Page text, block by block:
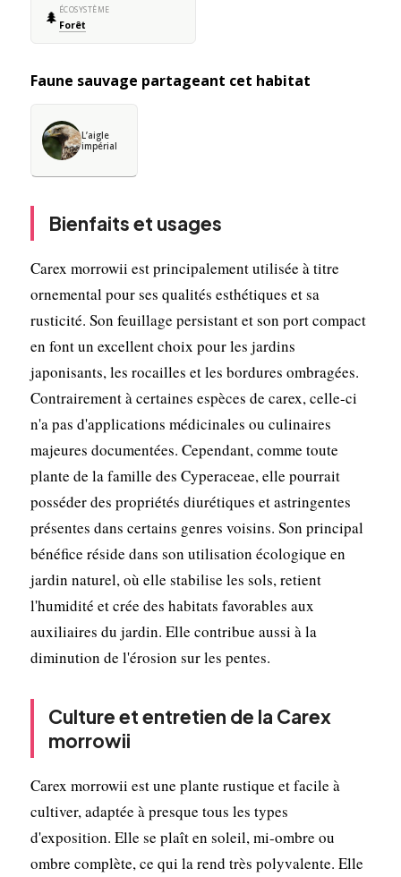
🌲 ÉCOSYSTÈME
Forêt
Faune sauvage partageant cet habitat
L’aigle
impérial
Bienfaits et usages
Carex morrowii est principalement utilisée à titre
ornemental pour ses qualités esthétiques et sa
rusticité. Son feuillage persistant et son port compact
en font un excellent choix pour les jardins
japonisants, les rocailles et les bordures ombragées.
Contrairement à certaines espèces de carex, celle-ci
n'a pas d'applications médicinales ou culinaires
majeures documentées. Cependant, comme toute
plante de la famille des Cyperaceae, elle pourrait
posséder des propriétés diurétiques et astringentes
présentes dans certains genres voisins. Son principal
bénéfice réside dans son utilisation écologique en
jardin naturel, où elle stabilise les sols, retient
l'humidité et crée des habitats favorables aux
auxiliaires du jardin. Elle contribue aussi à la
diminution de l'érosion sur les pentes.
Culture et entretien de la Carex
morrowii
Carex morrowii est une plante rustique et facile à
cultiver, adaptée à presque tous les types
d'exposition. Elle se plaît en soleil, mi-ombre ou
ombre complète, ce qui la rend très polyvalente. Elle